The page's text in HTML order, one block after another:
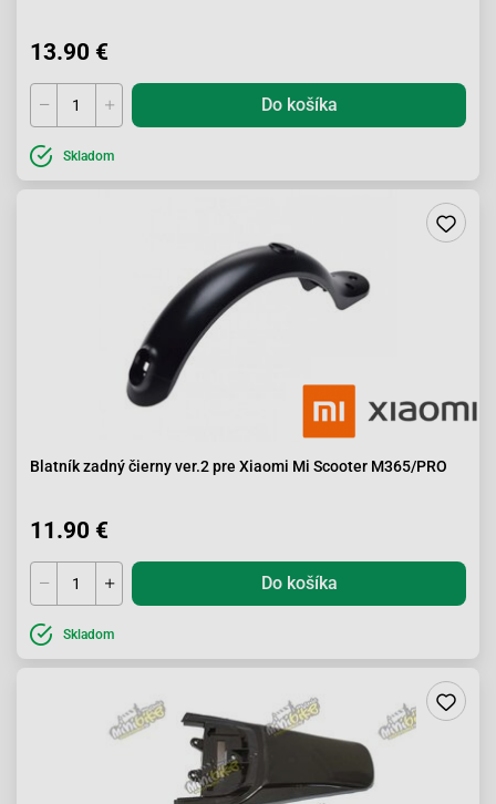
13.90 €
Do košíka
Skladom
Blatník zadný čierny ver.2 pre Xiaomi Mi Scooter M365/PRO
11.90 €
Do košíka
Skladom